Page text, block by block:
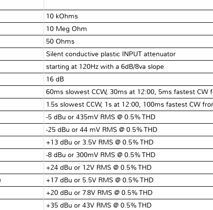
10 kOhms
10 Meg Ohm
50 Ohms
Silent conductive plastic INPUT attenuator
starting at 120Hz with a 6dB/8va slope
16 dB
60ms slowest CCW, 30ms at 12:00, 5ms fastest CW
1.5s slowest CCW, 1s at 12:00, 100ms fastest CW
-5 dBu or 435mV RMS @ 0.5% THD
-25 dBu or 44 mV RMS @ 0.5% THD
+13 dBu or 3.5V RMS @ 0.5% THD
-8 dBu or 300mV RMS @ 0.5% THD
+24 dBu or 12V RMS @ 0.5% THD
+17 dBu or 5.5V RMS @ 0.5% THD
+20 dBu or 7.8V RMS @ 0.5% THD
+35 dBu or 43V RMS @ 0.5% THD